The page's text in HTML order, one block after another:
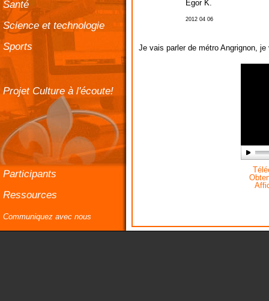
Santé
Science et technologie
Sports
Projet Culture à l'écoute!
Participants
Ressources
Communiquez avec nous
Egor K.
2012 04 06
Je vais parler de métro Angrignon,